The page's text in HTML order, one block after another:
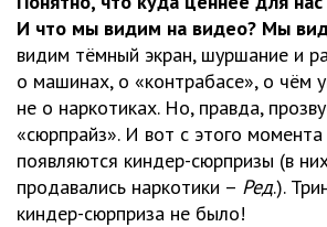
И что мы видим на видео? Мы
видим тёмный экран, шуршание и
о машинах, о «контрабасе», о чём
не о наркотиках. Но, правда,
«сюрпрайз». И вот с этого
появляются киндер-сюрпризы (в
продавались наркотики – Ред.).
киндер-сюрприза не было!